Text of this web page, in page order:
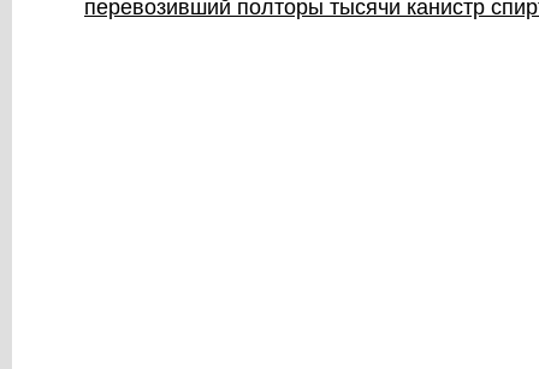
перевозивший полторы тысячи канистр